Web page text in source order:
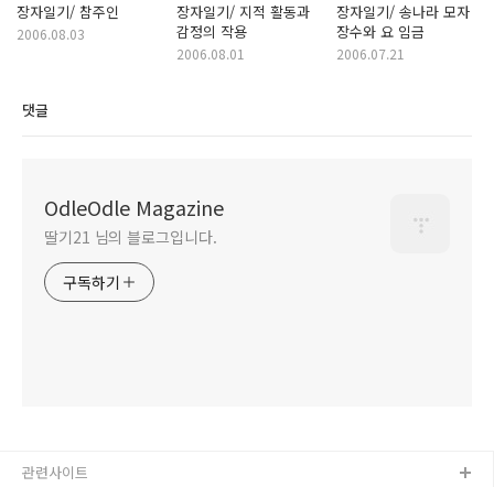
장자일기/ 참주인
2006.08.03
장자일기/ 지적 활동과
감정의 작용
2006.08.01
장자일기/ 송나라 모자
장수와 요 임금
2006.07.21
댓글
OdleOdle Magazine
딸기21 님의 블로그입니다.
구독하기
관련사이트